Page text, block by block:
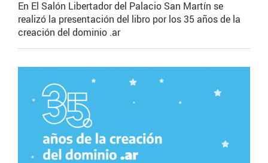
En El Salón Libertador del Palacio San Martín se
realizó la presentación del libro por los 35 años de la
creación del dominio .ar